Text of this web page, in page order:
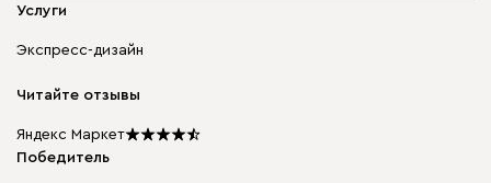
Доставка и оплата
диван.клуб
Карьера
Подарочные сертификаты
Мы в прессе
Мягкая мебель
Бескаркасная мебель
Столы и стулья
Услуги
Экспресс-дизайн
Читайте отзывы
Яндекс Маркет
Победитель